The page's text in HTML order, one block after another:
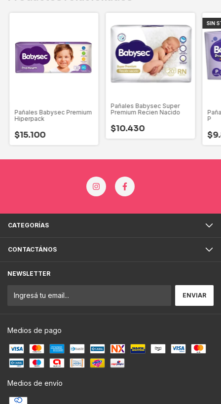
Pañales Babysec Premium
Hiperpack
$15.100
Pañales Babysec Super
Premium Recien Nacido
$10.430
SIN
P
CATEGORÍAS
CONTACTÁNOS
NEWSLETTER
Medios de pago
Medios de envío